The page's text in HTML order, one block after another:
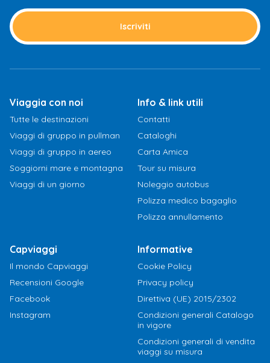
Iscriviti
Viaggia con noi
Tutte le destinazioni
Viaggi di gruppo in pullman
Viaggi di gruppo in aereo
Soggiorni mare e montagna
Viaggi di un giorno
Info & link utili
Contatti
Cataloghi
Carta Amica
Tour su misura
Noleggio autobus
Polizza medico bagaglio
Polizza annullamento
Capviaggi
Il mondo Capviaggi
Recensioni Google
Facebook
Instagram
Informative
Cookie Policy
Privacy policy
Direttiva (UE) 2015/2302
Condizioni generali Catalogo
in vigore
Condizioni generali di vendita
viaggi su misura